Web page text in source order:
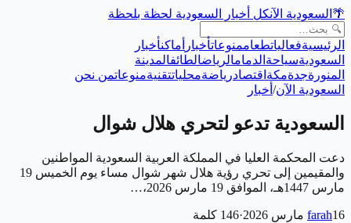
🌴 السعودية الآنكل أخبار السعودية لحظة بلحظة
الرئيسيةفعالياتطعاممنوعاتأخبار أماكنأخبار
السعوديةسياحة الدمامالرياضالطائفالمدينة
المنورةجدةمكة اقتصادرياضةمحلياتتقنيةمنوعاتمن نحن
السعودية الآن/ أخبار
السعودية تدعو لتحري هلال شوال
دعت المحكمة العليا في المملكة العربية السعودية المواطنين
والمقيمين إلى تحري رؤية هلال شهر شوال مساء يوم الخميس 19
مارس 1447هـ، الموافق 19 مارس 2026،…
farah16 مارس 2026 ·
146 كلمة